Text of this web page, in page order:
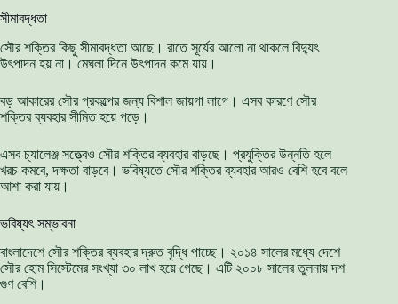
সীমাবদ্ধতা
সৌর শক্তির কিছু সীমাবদ্ধতা আছে। রাতে সূর্যের আলো না থাকলে বিদ্যুৎ
উৎপাদন হয় না। মেঘলা দিনে উৎপাদন কমে যায়।
বড় আকারের সৌর প্রকল্পের জন্য বিশাল জায়গা লাগে। এসব কারণে সৌর
শক্তির ব্যবহার সীমিত হয়ে পড়ে।
এসব চ্যালেঞ্জ সত্ত্বেও সৌর শক্তির ব্যবহার বাড়ছে। প্রযুক্তির উন্নতি হলে
খরচ কমবে, দক্ষতা বাড়বে। ভবিষ্যতে সৌর শক্তির ব্যবহার আরও বেশি হবে বলে
আশা করা যায়।
ভবিষ্যৎ সম্ভাবনা
বাংলাদেশে সৌর শক্তির ব্যবহার দ্রুত বৃদ্ধি পাচ্ছে। ২০১৪ সালের মধ্যে দেশে
সৌর হোম সিস্টেমের সংখ্যা ৩০ লাখ হয়ে গেছে। এটি ২০০৮ সালের তুলনায় দশ
গুণ বেশি।